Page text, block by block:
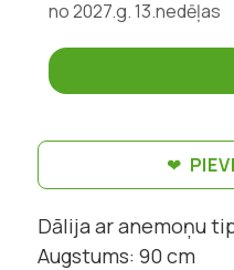
no 2027.g. 13.nedēļas
Dālija ar anemoņu
Augstums: 90 cm